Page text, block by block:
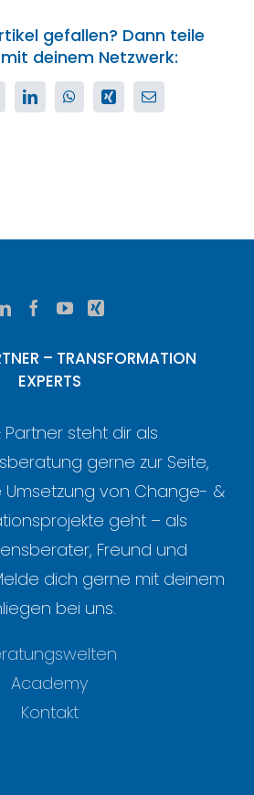
gefallen? Dann teile
deinem Netzwerk:
LinkedInWhatsApp
Xing
E-
– TRANSFORMATION
EXPERTS
Partner steht dir als
gerne zur Seite,
von Change- &
geht – als
Freund und
dich gerne mit deinem
bei uns.
Academy
Kontakt